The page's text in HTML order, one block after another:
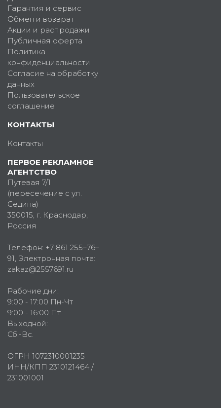
Гарантия и сервис
Обмен и возврат
Акции и распродажи
Публичная оферта
Политика
конфиденциальности
Согласие на обработку
данных
Пользовательское
соглашение
КОНТАКТЫ
Контакты
ПЕРВОЕ РЕКЛАМНОЕ
АГЕНТСТВО
Путевая 7/1
(пересечение с ул.
Седина)
350015, г. Краснодар,
Россия
Телефон: +7 861 255–76–
91, Электронная почта:
zakaz@2557691.ru
Рабочие дни:
9:00 - 17:00 Пн-Чт
9:00 - 16:00 Пт
Выходной:
Сб.-Вс.
ОГРН 1072310001235
ИНН/КПП 2310121464 /
231001001